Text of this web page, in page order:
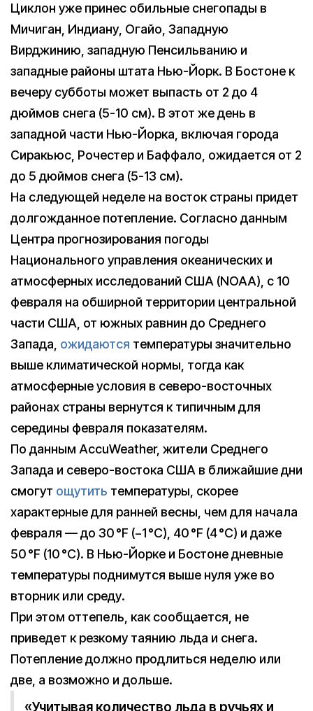
Циклон уже принес обильные снегопады в
Мичиган, Индиану, Огайо, Западную
Вирджинию, западную Пенсильванию и
западные районы штата Нью-Йорк. В Бостоне к
вечеру субботы может выпасть от 2 до 4
дюймов снега (5-10 см). В этот же день в
западной части Нью-Йорка, включая города
Сиракьюс, Рочестер и Баффало, ожидается от 2
до 5 дюймов снега (5-13 см).
На следующей неделе на восток страны придет
долгожданное потепление. Согласно данным
Центра прогнозирования погоды
Национального управления океанических и
атмосферных исследований США (NOAA), с 10
февраля на обширной территории центральной
части США, от южных равнин до Среднего
Запада, ожидаются температуры значительно
выше климатической нормы, тогда как
атмосферные условия в северо-восточных
районах страны вернутся к типичным для
середины февраля показателям.
По данным AccuWeather, жители Среднего
Запада и северо-востока США в ближайшие дни
смогут ощутить температуры, скорее
характерные для ранней весны, чем для начала
февраля — до 30 °F (−1 °C), 40 °F (4 °C) и даже
50 °F (10 °C). В Нью-Йорке и Бостоне дневные
температуры поднимутся выше нуля уже во
вторник или среду.
При этом оттепель, как сообщается, не
приведет к резкому таянию льда и снега.
Потепление должно продлиться неделю или
две, а возможно и дольше.
«Учитывая количество льда в ручьях и